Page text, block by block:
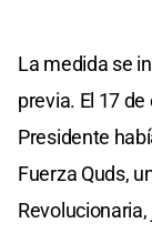
La medida se
previa. El 17
Presidente
Fuerza Quds,